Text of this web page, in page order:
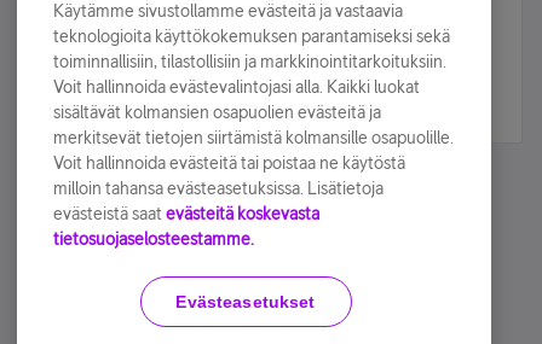
sähköpostiisi.
Tilaa nyt
Käyttöehdot Accessibility statement
Käytämme sivustollamme evästeitä ja vastaavia
teknologioita käyttökokemuksen parantamiseksi sekä
toiminnallisiin, tilastollisiin ja markkinointitarkoituksiin.
Voit hallinnoida evästevalintojasi alla. Kaikki luokat
sisältävät kolmansien osapuolien evästeitä ja
merkitsevät tietojen siirtämistä kolmansille osapuolille.
Voit hallinnoida evästeitä tai poistaa ne käytöstä
milloin tahansa evästeasetuksissa. Lisätietoja
evästeistä saat evästeitä koskevasta
tietosuojaselosteestamme.
Evästeasetukset